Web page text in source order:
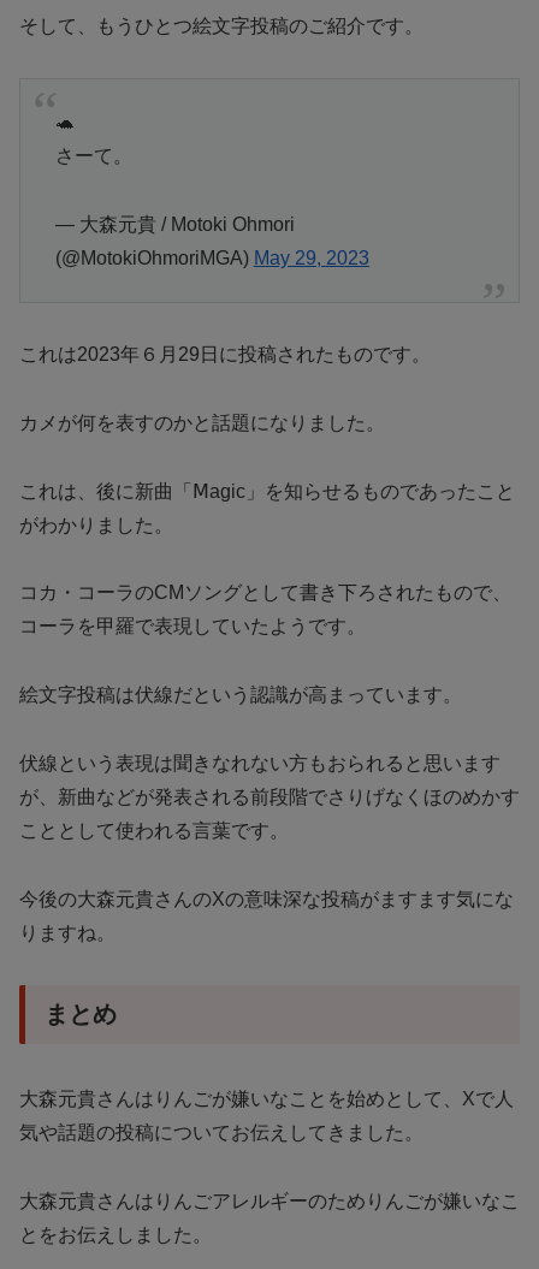
そして、もうひとつ絵文字投稿のご紹介です。
🐢
さーて。
— 大森元貴 / Motoki Ohmori
(@MotokiOhmoriMGA) May 29, 2023
これは2023年６月29日に投稿されたものです。
カメが何を表すのかと話題になりました。
これは、後に新曲「Ⅿagic」を知らせるものであったこと
がわかりました。
コカ・コーラのCMソングとして書き下ろされたもので、
コーラを甲羅で表現していたようです。
絵文字投稿は伏線だという認識が高まっています。
伏線という表現は聞きなれない方もおられると思います
が、新曲などが発表される前段階でさりげなくほのめかす
こととして使われる言葉です。
今後の大森元貴さんのXの意味深な投稿がますます気にな
りますね。
まとめ
大森元貴さんはりんごが嫌いなことを始めとして、Xで人
気や話題の投稿についてお伝えしてきました。
大森元貴さんはりんごアレルギーのためりんごが嫌いなこ
とをお伝えしました。